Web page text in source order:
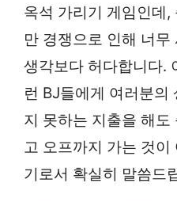
옥석 가리기 게임인데,
만 경쟁으로 인해 너
생각보다 허다합니다.
런 BJ들에게 여러분의
지 못하는 지출을 해도
고 오프까지 가는 것
기로서 확실히 말씀드